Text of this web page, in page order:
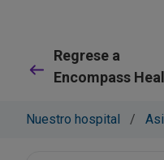
Regrese a
Encompass
Nuestro hospital /